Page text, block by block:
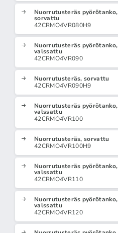
Nuorrutusteräs pyörötanko,
sorvattu
42CRMO4VR080H9
Nuorrutusteräs pyörötanko,
valssattu
42CRMO4VR090
Nuorrutusteräs, sorvattu
42CRMO4VR090H9
Nuorrutusteräs pyörötanko,
valssattu
42CRMO4VR100
Nuorrutusteräs, sorvattu
42CRMO4VR100H9
Nuorrutusteräs pyörötanko,
valssattu
42CRMO4VR110
Nuorrutusteräs pyörötanko,
valssattu
42CRMO4VR120